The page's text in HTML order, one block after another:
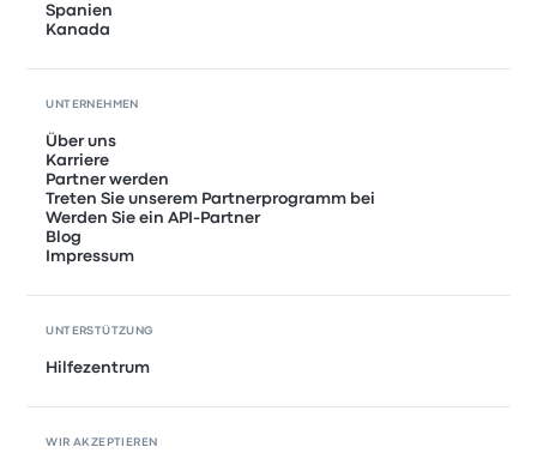
Spanien
Kanada
UNTERNEHMEN
Über uns
Karriere
Partner werden
Treten Sie unserem Partnerprogramm bei
Werden Sie ein API-Partner
Blog
Impressum
UNTERSTÜTZUNG
Hilfezentrum
WIR AKZEPTIEREN